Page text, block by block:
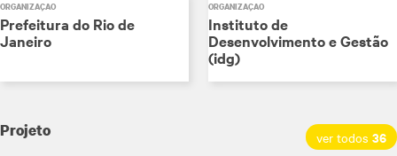
ORGANIZAÇÃO
Prefeitura do Rio de
Janeiro
ORGANIZAÇÃO
Instituto de
Desenvolvimento e Gestão
(idg)
Projeto ver todos 36